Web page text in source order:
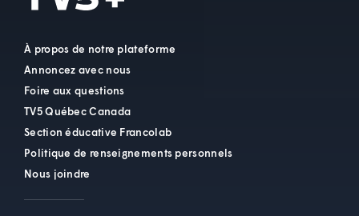
À propos de notre plateforme
Annoncez avec nous
Foire aux questions
TV5 Québec Canada
Section éducative Francolab
Politique de renseignements personnels
Nous joindre